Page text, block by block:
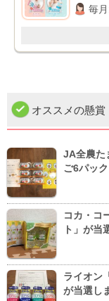
毎
オススメの懸賞
JA全農た
ご6パッ
コカ・コ
ト」が当
ライオン
が当選し